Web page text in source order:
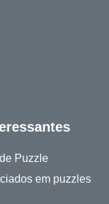
Puzzle
em puzzles